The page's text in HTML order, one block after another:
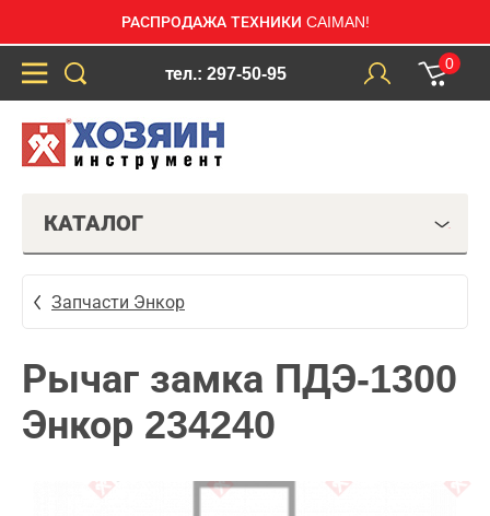
РАСПРОДАЖА ТЕХНИКИ CAIMAN!
тел.: 297-50-95
0
КАТАЛОГ
Запчасти Энкор
Рычаг замка ПДЭ-1300
Энкор 234240